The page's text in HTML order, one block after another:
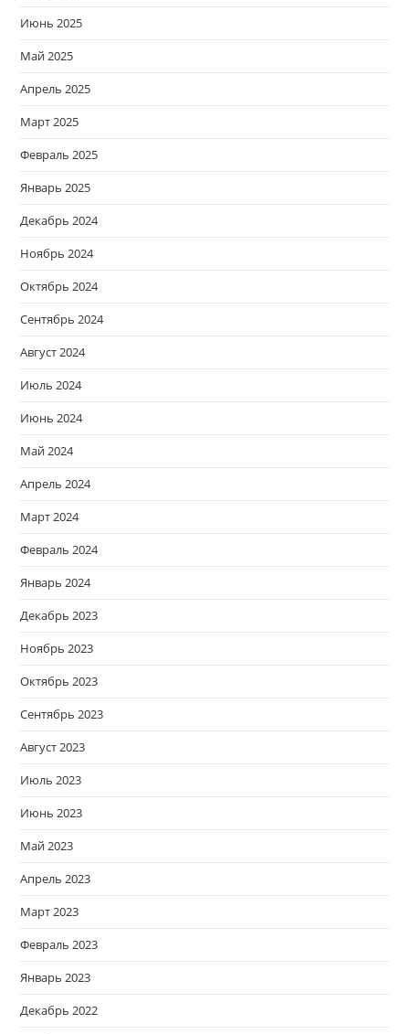
Июнь 2025
Май 2025
Апрель 2025
Март 2025
Февраль 2025
Январь 2025
Декабрь 2024
Ноябрь 2024
Октябрь 2024
Сентябрь 2024
Август 2024
Июль 2024
Июнь 2024
Май 2024
Апрель 2024
Март 2024
Февраль 2024
Январь 2024
Декабрь 2023
Ноябрь 2023
Октябрь 2023
Сентябрь 2023
Август 2023
Июль 2023
Июнь 2023
Май 2023
Апрель 2023
Март 2023
Февраль 2023
Январь 2023
Декабрь 2022